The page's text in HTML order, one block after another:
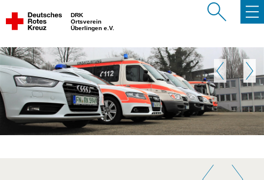
DRK
Ortsverein
Überlingen e.V.
Zurück
Zurück Weiter